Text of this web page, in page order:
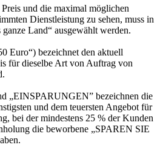
und die maximal möglichen
Dienstleistung zu sehen, muss in
Land“ ausgewählt werden.
Euro“) bezeichnet den aktuell
für dieselbe Art von Auftrag von
„EINSPARUNGEN” bezeichnen die
und dem teuersten Angebot für
bei der mindestens 25 % der Kunden
die beworbene „SPAREN SIE